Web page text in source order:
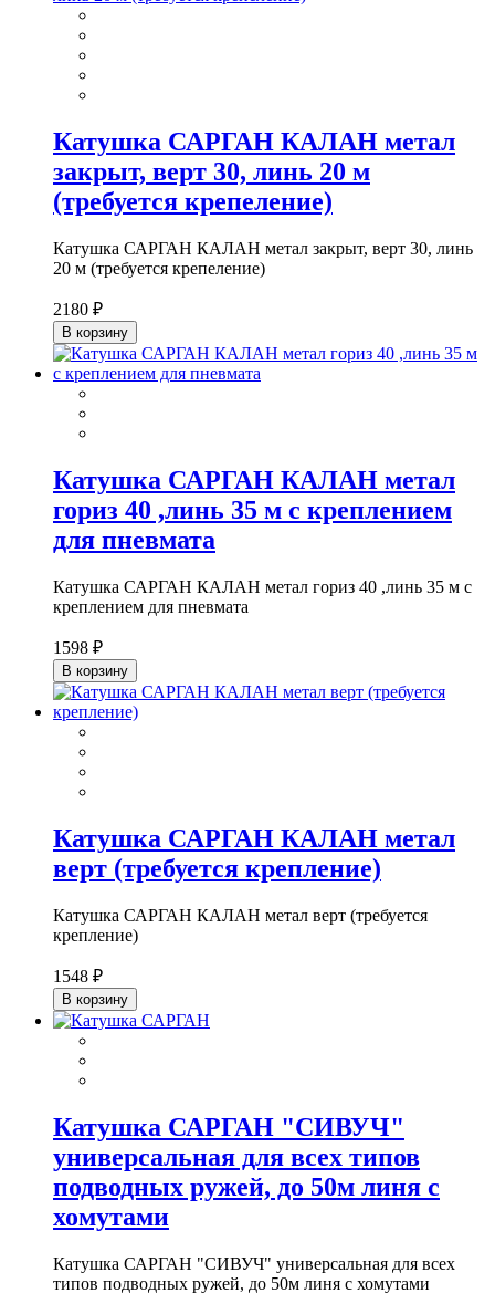
Катушка САРГАН КАЛАН метал
закрыт, верт 30, линь 20 м
(требуется крепеление)
Катушка САРГАН КАЛАН метал закрыт, верт 30, линь
20 м (требуется крепеление)
2180 ₽
В корзину
Катушка САРГАН КАЛАН метал
гориз 40 ,линь 35 м с креплением
для пневмата
Катушка САРГАН КАЛАН метал гориз 40 ,линь 35 м с
креплением для пневмата
1598 ₽
В корзину
Катушка САРГАН КАЛАН метал
верт (требуется крепление)
Катушка САРГАН КАЛАН метал верт (требуется
крепление)
1548 ₽
В корзину
Катушка САРГАН "СИВУЧ"
универсальная для всех типов
подводных ружей, до 50м линя с
хомутами
Катушка САРГАН "СИВУЧ" универсальная для всех
типов подводных ружей, до 50м линя с хомутами